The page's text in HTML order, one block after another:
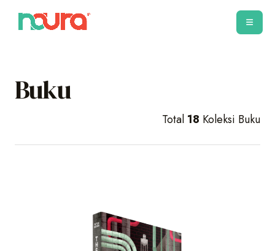
Buku
Total 18 Koleksi Buku